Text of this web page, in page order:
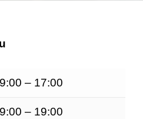
9:00 – 17:00
9:00 – 19:00